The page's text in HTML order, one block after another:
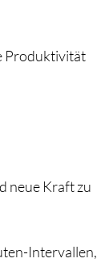
Produktivität
neue Kraft zu
Intervallen,